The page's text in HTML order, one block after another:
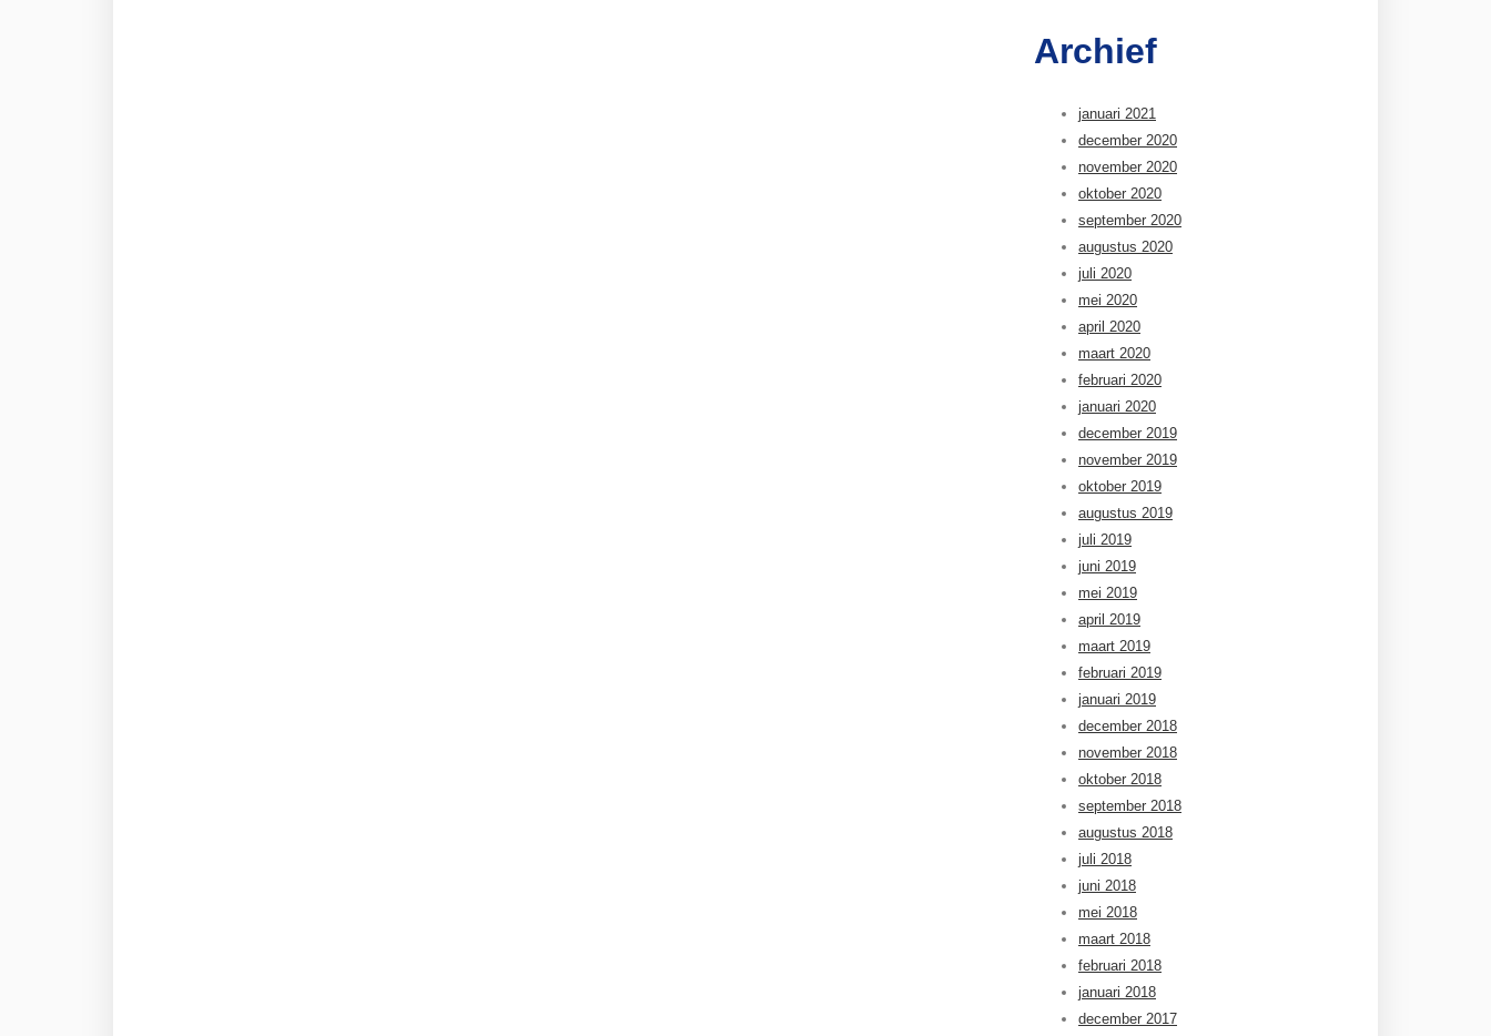
Archief
januari 2021
december 2020
november 2020
oktober 2020
september 2020
augustus 2020
juli 2020
mei 2020
april 2020
maart 2020
februari 2020
januari 2020
december 2019
november 2019
oktober 2019
augustus 2019
juli 2019
juni 2019
mei 2019
april 2019
maart 2019
februari 2019
januari 2019
december 2018
november 2018
oktober 2018
september 2018
augustus 2018
juli 2018
juni 2018
mei 2018
maart 2018
februari 2018
januari 2018
december 2017